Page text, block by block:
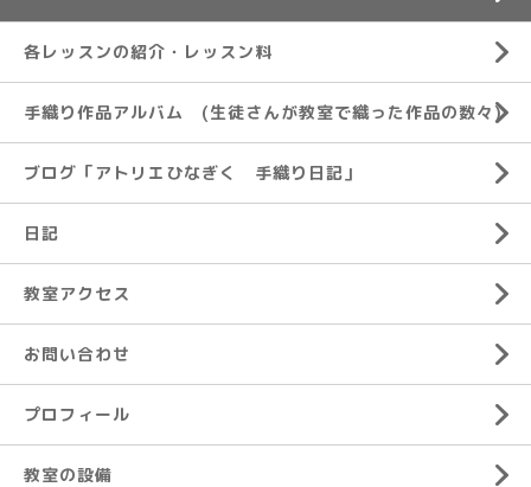
各レッスンの紹介・レッスン料
手織り作品アルバム (生徒さんが教室で織った作品の数々)
ブログ「アトリエひなぎく 手織り日記」
日記
教室アクセス
お問い合わせ
プロフィール
教室の設備